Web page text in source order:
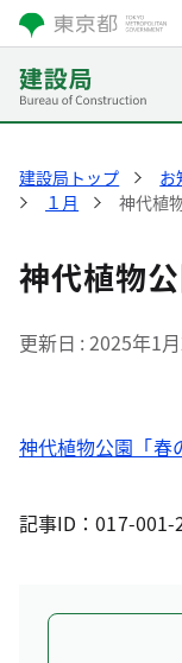
建設局トップ お
１月
神代植
神代植物
更新日 2025年1
神代植物公園「春
記事ID：017-